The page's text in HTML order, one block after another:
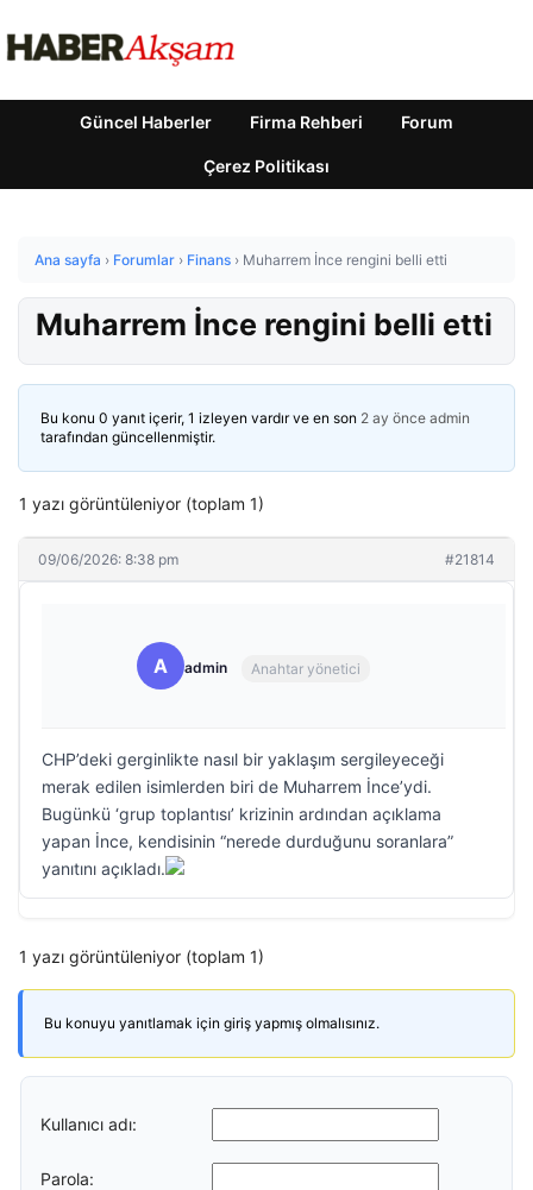
Güncel Haberler Firma Rehberi Forum
Çerez Politikası
Ana sayfa › Forumlar › Finans › Muharrem İnce rengini belli etti
Muharrem İnce rengini belli etti
Bu konu 0 yanıt içerir, 1 izleyen vardır ve en son 2 ay önce admin
tarafından güncellenmiştir.
1 yazı görüntüleniyor (toplam 1)
09/06/2026: 8:38 pm #21814
A admin Anahtar yönetici
CHP’deki gerginlikte nasıl bir yaklaşım sergileyeceği
merak edilen isimlerden biri de Muharrem İnce’ydi.
Bugünkü ‘grup toplantısı’ krizinin ardından açıklama
yapan İnce, kendisinin “nerede durduğunu soranlara”
yanıtını açıkladı.
1 yazı görüntüleniyor (toplam 1)
Bu konuyu yanıtlamak için giriş yapmış olmalısınız.
Kullanıcı adı:
Parola: